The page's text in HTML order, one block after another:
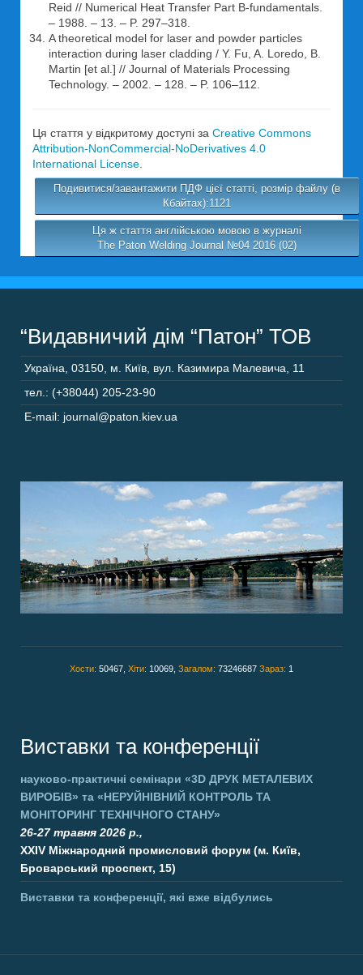
Reid // Numerical Heat Transfer Part B-fundamentals.
– 1988. – 13. – P. 297–318.
A theoretical model for laser and powder particles
interaction during laser cladding / Y. Fu, A. Loredo, B.
Martin [et al.] // Journal of Materials Processing
Technology. – 2002. – 128. – P. 106–112.
Ця стаття у відкритому доступі за Creative Commons
Attribution-NonCommercial-NoDerivatives 4.0
International License.
Подивитися/завантажити ПДФ цієї статті, розмір файлу (в
Кбайтах):1121
Ця ж стаття англійською мовою в журналі
The Paton Welding Journal №04 2016 (02)
“Видавничий дім “Патон” ТОВ
Україна, 03150, м. Київ, вул. Казимира Малевича, 11
тел.: (+38044) 205-23-90
E-mail: journal@paton.kiev.ua
Хости: 50467, Хіти: 10069, Загалом: 73246687 Зараз: 1
Виставки та конференції
науково-практичні семінари «3D ДРУК МЕТАЛЕВИХ
ВИРОБІВ» та «НЕРУЙНІВНИЙ КОНТРОЛЬ ТА
МОНІТОРИНГ ТЕХНІЧНОГО СТАНУ»
26-27 травня 2026 р.,
XXIV Міжнародний промисловий форум (м. Київ,
Броварський проспект, 15)
Виставки та конференції, які вже відбулись